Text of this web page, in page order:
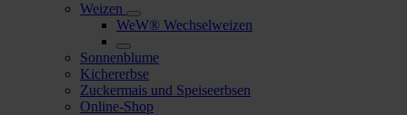
Weizen
WeW® Wechselweizen
Sonnenblume
Kichererbse
Zuckermais und Speiseerbsen
Online-Shop